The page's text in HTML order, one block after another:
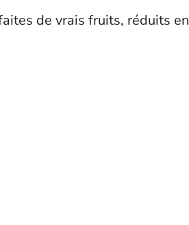
de vrais fruits, réduits en